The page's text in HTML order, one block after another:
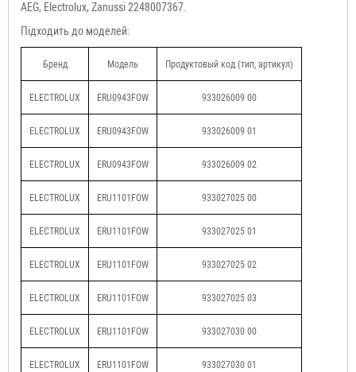
AEG, Electrolux, Zanussi 2248007367.
Підходить до моделей:
Бренд Модель Продуктовый код (тип, артикул)
ELECTROLUX ERU0943FOW 933026009 00
ELECTROLUX ERU0943FOW 933026009 01
ELECTROLUX ERU0943FOW 933026009 02
ELECTROLUX ERU1101FOW 933027025 00
ELECTROLUX ERU1101FOW 933027025 01
ELECTROLUX ERU1101FOW 933027025 02
ELECTROLUX ERU1101FOW 933027025 03
ELECTROLUX ERU1101FOW 933027030 00
ELECTROLUX ERU1101FOW 933027030 01